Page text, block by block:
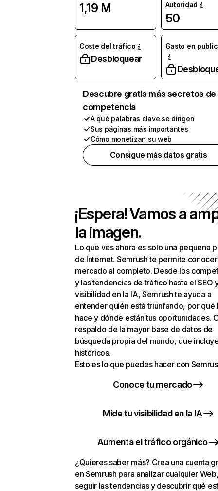
1,19 M
Autoridad
50
Coste del tráfico
Desbloquear
Gasto en
Descubre gratis más secretos de
competencia
A qué palabras clave se dirigen
Sus páginas más importantes
Cómo monetizan su web
Consigue más datos gratis
¡Espera! Vamos a
la imagen.
Lo que ves ahora es solo una pequeña
de Internet. Semrush te permite
mercado al completo. Desde los
y las tendencias de tráfico hasta el SEO
visibilidad en la IA, Semrush te ayuda a
entender quién está triunfando, por qué
hace y dónde están tus oportunidades.
respaldo de la mayor base de datos de
búsqueda propia del mundo, que
históricos.
Esto es lo que puedes hacer con
Conoce tu mercado
Mide tu visibilidad en la IA
Aumenta el tráfico orgánico
¿Quieres saber más? Crea una cuenta
en Semrush para analizar cualquier
seguir las tendencias y descubrir qué